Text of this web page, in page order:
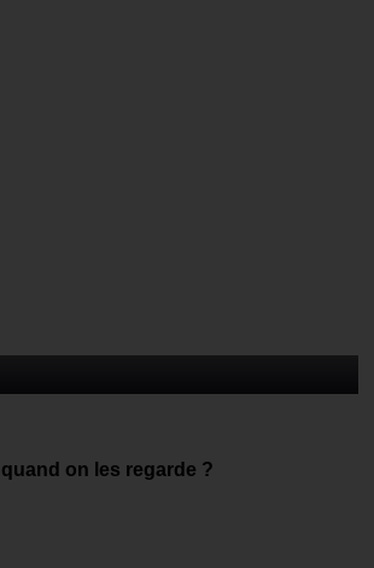
on les regarde ?